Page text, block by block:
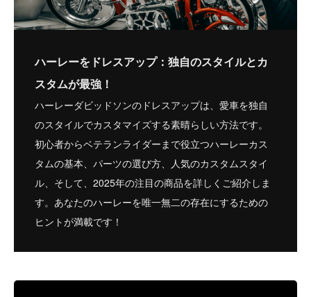
ハーレーをドレスアップ：独自のスタイルとカ
スタムが最強！
ハーレーダビッドソンのドレスアップは、愛車を独自
のスタイルでカスタマイズする素晴らしい方法です。
初心者からベテランライダーまで役立つハーレーカス
タムの基本、パーツの選び方、人気のカスタムスタイ
ル、そして、2025年の注目の商品を詳しくご紹介しま
す。あなたのハーレーを唯一無二の存在にするための
ヒントが満載です！